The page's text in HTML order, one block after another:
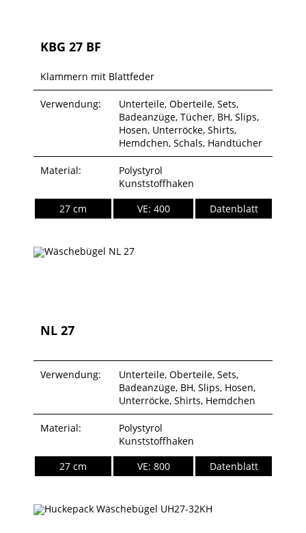
KBG 27 BF
Klammern mit Blattfeder
Verwendung:
Unterteile, Oberteile, Sets,
Badeanzüge, Tücher, BH, Slips,
Hosen, Unterröcke, Shirts,
Hemdchen, Schals, Handtücher
Material:
Polystyrol
Kunststoffhaken
27 cm
VE: 400 Datenblatt
NL 27
Verwendung:
Unterteile, Oberteile, Sets,
Badeanzüge, BH, Slips, Hosen,
Unterröcke, Shirts, Hemdchen
Material:
Polystyrol
Kunststoffhaken
27 cm
VE: 800 Datenblatt